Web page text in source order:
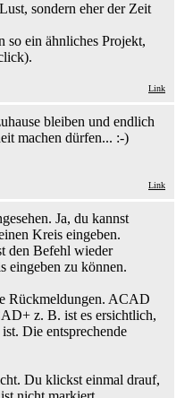
sondern eher der Zeit
so ein ähnliches Projekt,
Link
bleiben und endlich
machen dürfen... :-)
Link
Ja, du kannst
Kreis eingeben.
den Befehl wieder
eingeben zu können.
Rückmeldungen. ACAD
z. B. ist es ersichtlich,
Die entsprechende
Du klickst einmal drauf,